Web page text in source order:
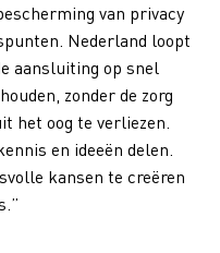
van privacy
Nederland loopt
aansluiting op snel
zonder de zorg
het oog te verliezen.
en ideeën delen.
kansen te creëren